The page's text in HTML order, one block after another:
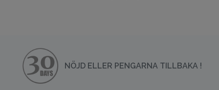
NÖJD ELLER PENGARNA TILLBAKA !